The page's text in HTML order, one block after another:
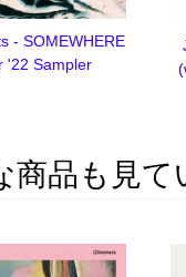
- SOMEWHERE
'22 Sampler
商品も見て